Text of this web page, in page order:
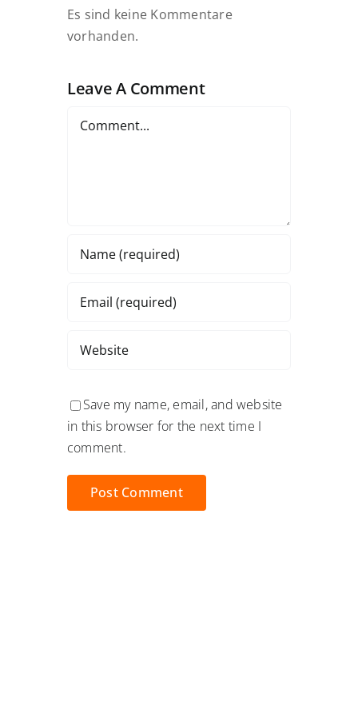
Es sind keine Kommentare
vorhanden.
Leave A Comment
Save my name, email, and website
in this browser for the next time I
comment.